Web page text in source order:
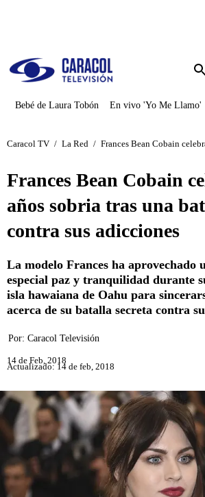
El
Bebé de Laura Tobón En vivo 'Yo Me Llamo'
Caracol TV / La Red / Frances Bean Cobain
Frances Bean Cobain
años sobria tras una
contra sus adicciones
La modelo Frances ha aprovechado
especial paz y tranquilidad durante
isla hawaiana de Oahu para
acerca de su batalla secreta contra
Por: Caracol Televisión
14 de Feb, 2018
Actualizado: 14 de feb, 2018